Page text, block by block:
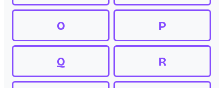
O P
Q R